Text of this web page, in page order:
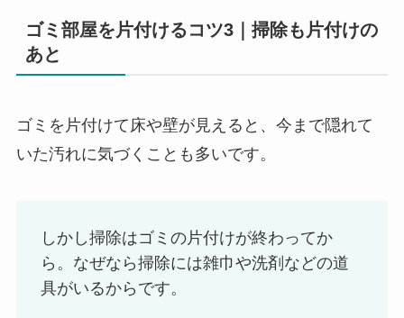
ゴミ部屋を片付けるコツ3｜掃除も片付けの
あと
ゴミを片付けて床や壁が見えると、今まで隠れて
いた汚れに気づくことも多いです。
しかし掃除はゴミの片付けが終わってか
ら。なぜなら掃除には雑巾や洗剤などの道
具がいるからです。